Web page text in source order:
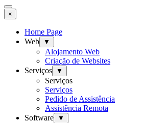
×
Home Page
Web
▼
Alojamento Web
Criação de Websites
Serviços
▼
Serviços
Serviços
Pedido de Assistência
Assistência Remota
Software
▼